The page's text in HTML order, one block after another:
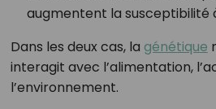
augmentent la susceptibilité
Dans les deux cas, la génétique
interagit avec l’alimentation,
l’environnement.